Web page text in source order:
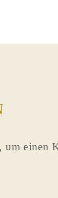
um einen